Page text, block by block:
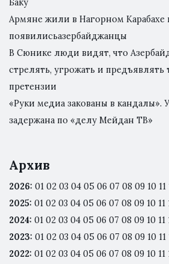
Армяне жили в Нагорном Карабахе
появилисьазербайджанцы
В Сюнике люди видят, что
стрелять, угрожать и
претензии
«Руки медиа закованы в кандалы».
задержана по «делу Мейдан ТВ»
Архив
2026: 01 02 03 04 05 06 07 08 09 10 11
2025: 01 02 03 04 05 06 07 08 09 10 11
2024: 01 02 03 04 05 06 07 08 09 10 11
2023: 01 02 03 04 05 06 07 08 09 10 11
2022: 01 02 03 04 05 06 07 08 09 10 11